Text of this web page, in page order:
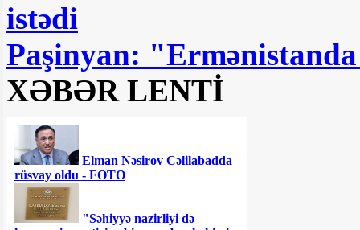
istədi
Paşinyan:
XƏBƏR LENTİ
Elman Nəsirov Cəlilabadda
rüsvay oldu - FOTO
"Səhiyyə nazirliyi də